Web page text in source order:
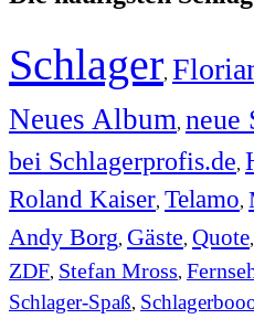
Schlager,
Neues Album, neue
bei Schlagerprofis.de,
Roland Kaiser, Telamo,
Andy Borg, Gäste, Quote,
ZDF, Stefan Mross,
Schlager-Spaß,